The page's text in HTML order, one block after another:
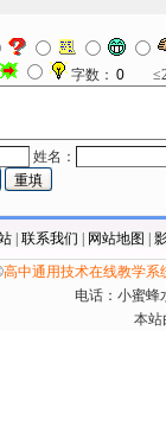
字数：
姓名：
| 联系我们 网站地图
高中通用技术在线教学系
电话：小蜜蜂
本站